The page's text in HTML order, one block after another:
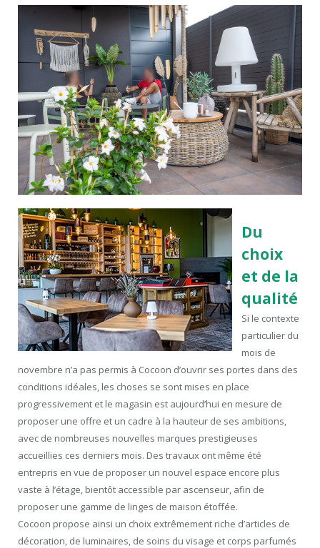
Du
choix
et de la
qualité
Si le contexte
particulier du
mois de
novembre n’a pas permis à Cocoon d’ouvrir ses portes dans des
conditions idéales, les choses se sont mises en place
progressivement et le magasin est aujourd’hui en mesure de
proposer une offre et un cadre à la hauteur de ses ambitions,
avec de nombreuses nouvelles marques prestigieuses
accueillies ces derniers mois. Des travaux ont même été
entrepris en vue de proposer un nouvel espace encore plus
vaste à l’étage, bientôt accessible par ascenseur, afin de
proposer une gamme de linges de maison étoffée.
Cocoon propose ainsi un choix extrêmement riche d’articles de
décoration, de luminaires, de soins du visage et corps parfumés